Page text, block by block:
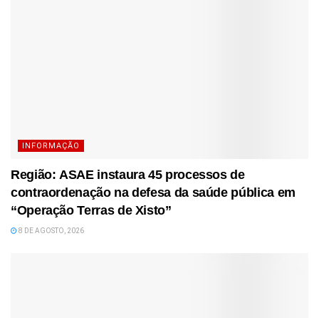
INFORMAÇÃO
Região: ASAE instaura 45 processos de
contraordenação na defesa da saúde pública em
“Operação Terras de Xisto”
8 DE AGOSTO, 2026